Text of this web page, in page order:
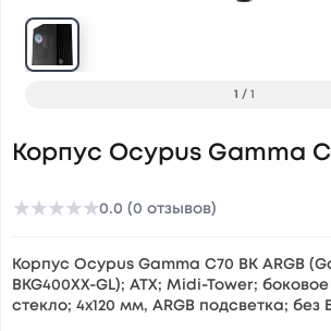
1 / 1
Корпус Ocypus Gamma
★★★★★0.0 (0 отзывов)
Корпус Ocypus Gamma C70 BK ARGB
BKG400XX-GL); ATX; Midi-Tower;
стекло; 4х120 мм, ARGB подсветка; без